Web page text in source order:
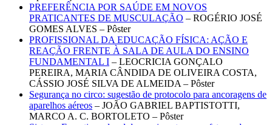
PREFERÊNCIA POR SAÚDE EM NOVOS
PRATICANTES DE MUSCULAÇÃO – ROGÉRIO JOSÉ
GOMES ALVES – Pôster
PROFISSIONAL DA EDUCAÇÃO FÍSICA: AÇÃO E
REAÇÃO FRENTE À SALA DE AULA DO ENSINO
FUNDAMENTAL I – LEOCRICIA GONÇALO
PEREIRA, MARIA CÂNDIDA DE OLIVEIRA COSTA,
CÁSSIO JOSÉ SILVA DE ALMEIDA – Pôster
Segurança no circo: sugestão de protocolo para ancoragens de
aparelhos aéreos – JOÃO GABRIEL BAPTISTOTTI,
MARCO A. C. BORTOLETO – Pôster